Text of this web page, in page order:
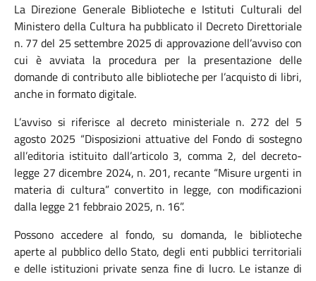
La Direzione Generale Biblioteche e Istituti Culturali del
Ministero della Cultura ha pubblicato il Decreto Direttoriale
n. 77 del 25 settembre 2025 di approvazione dell’avviso con
cui è avviata la procedura per la presentazione delle
domande di contributo alle biblioteche per l’acquisto di libri,
anche in formato digitale.
L’avviso si riferisce al decreto ministeriale n. 272 del 5
agosto 2025 “Disposizioni attuative del Fondo di sostegno
all’editoria istituito dall’articolo 3, comma 2, del decreto-
legge 27 dicembre 2024, n. 201, recante “Misure urgenti in
materia di cultura” convertito in legge, con modificazioni
dalla legge 21 febbraio 2025, n. 16”.
Possono accedere al fondo, su domanda, le biblioteche
aperte al pubblico dello Stato, degli enti pubblici territoriali
e delle istituzioni private senza fine di lucro. Le istanze di